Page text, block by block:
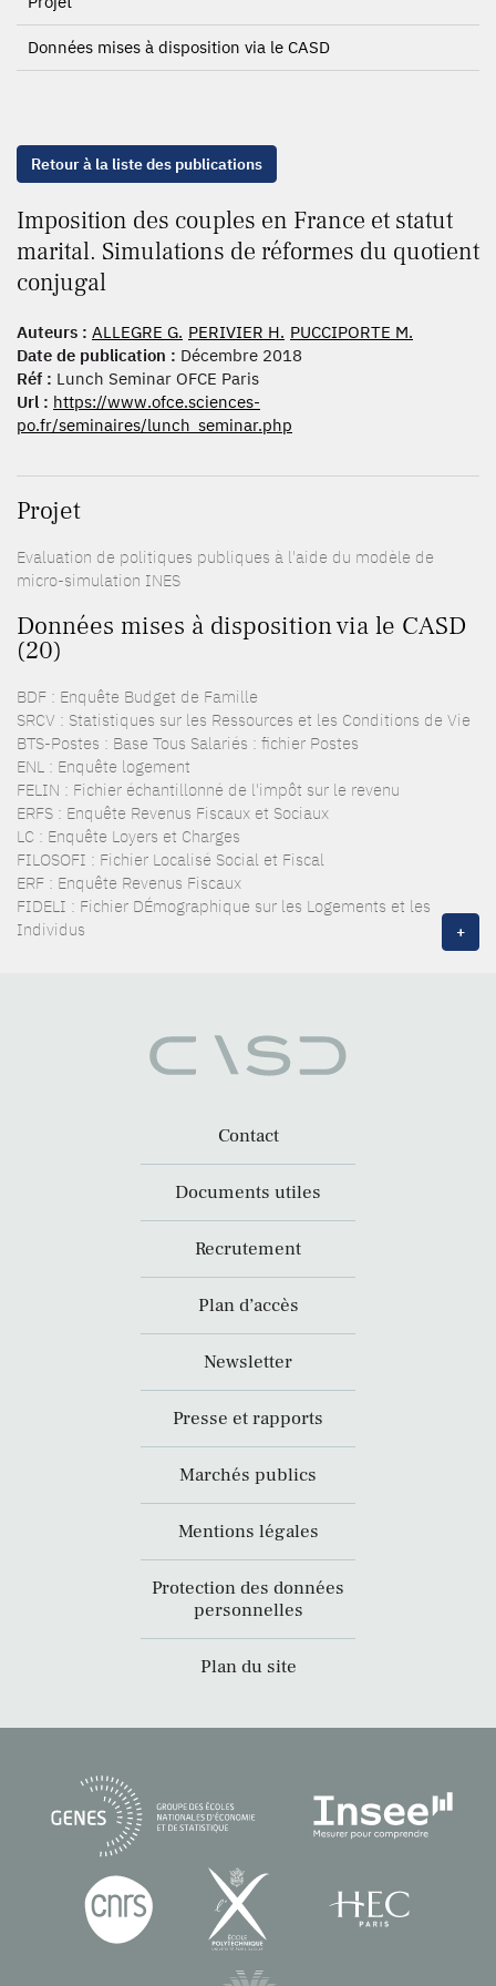
Données mises à disposition via le CASD
Retour à la liste des publications
Imposition des couples en France et statut
marital. Simulations de réformes du quotient
conjugal
Auteurs : ALLEGRE G. PERIVIER H. PUCCIPORTE M.
Date de publication : Décembre 2018
Réf : Lunch Seminar OFCE Paris
Url : https://www.ofce.sciences-
po.fr/seminaires/lunch_seminar.php
Projet
Evaluation de politiques publiques à l'aide du modèle de
micro-simulation INES
Données mises à disposition via le CASD
(20)
BDF : Enquête Budget de Famille
SRCV : Statistiques sur les Ressources et les Conditions de Vie
BTS-Postes : Base Tous Salariés : fichier Postes
ENL : Enquête logement
FELIN : Fichier échantillonné de l'impôt sur le revenu
ERFS : Enquête Revenus Fiscaux et Sociaux
LC : Enquête Loyers et Charges
FILOSOFI : Fichier Localisé Social et Fiscal
ERF : Enquête Revenus Fiscaux
FIDELI : Fichier DÉmographique sur les Logements et les
Individus
+
Contact
Documents utiles
Recrutement
Plan d’accès
Newsletter
Presse et rapports
Marchés publics
Mentions légales
Protection des données
personnelles
Plan du site